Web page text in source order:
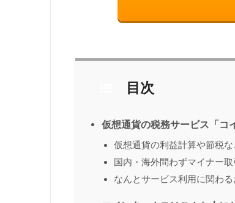
目次
仮想通貨の税務サービス「コ
仮想通貨の利益計算や節税
国内・海外問わずマイナー取
なんとサービス利用に関わ